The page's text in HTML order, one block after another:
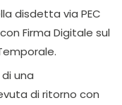
disdetta via PEC
Firma Digitale sul
di una
di ritorno con